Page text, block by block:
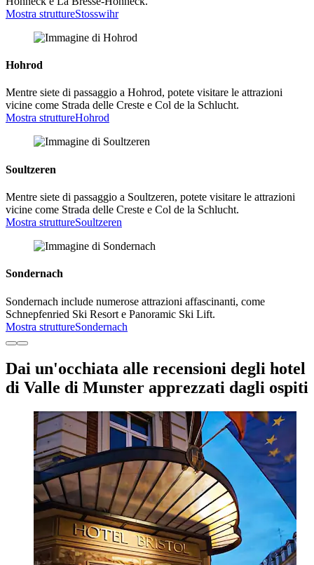
Mostra struttureStosswihr
Hohrod
Mentre siete di passaggio a Hohrod, potete visitare le attrazioni
vicine come Strada delle Creste e Col de la Schlucht.
Mostra struttureHohrod
Soultzeren
Mentre siete di passaggio a Soultzeren, potete visitare le attrazioni
vicine come Strada delle Creste e Col de la Schlucht.
Mostra struttureSoultzeren
Sondernach
Sondernach include numerose attrazioni affascinanti, come
Schnepfenried Ski Resort e Panoramic Ski Lift.
Mostra struttureSondernach
Dai un'occhiata alle recensioni degli hotel
di Valle di Munster apprezzati dagli ospiti